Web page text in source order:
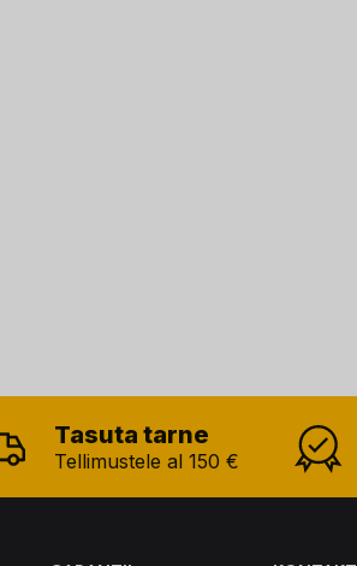
Tasuta tarne
Tellimustele al 150 €